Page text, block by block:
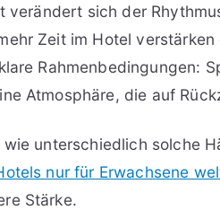
verändert sich der
Zeit im Hotel
Rahmenbedingungen:
Atmosphäre, die auf
unterschiedlich solche
nur für Erwachsene
Stärke.